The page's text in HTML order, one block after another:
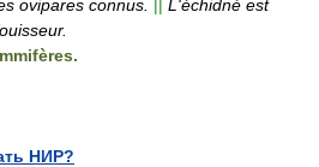
ovipares connus. || L'échidné est
НИР?